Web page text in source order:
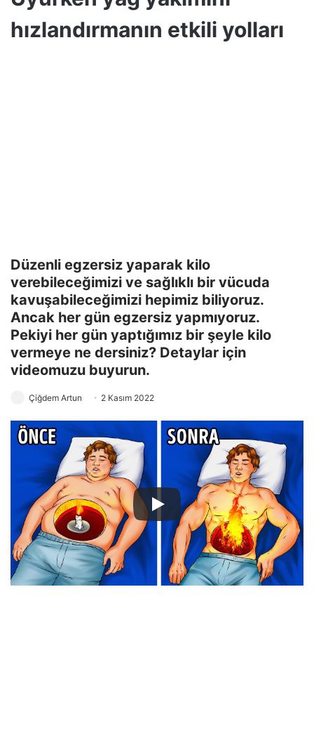
hızlandırmanın etkili yolları
Düzenli egzersiz yaparak kilo
verebileceğimizi ve sağlıklı bir vücuda
kavuşabileceğimizi hepimiz biliyoruz.
Ancak her gün egzersiz yapmıyoruz.
Pekiyi her gün yaptığımız bir şeyle kilo
vermeye ne dersiniz? Detaylar için
videomuzu buyurun.
Çiğdem Artun 2 Kasım 2022